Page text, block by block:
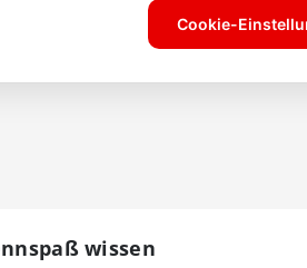
wissen